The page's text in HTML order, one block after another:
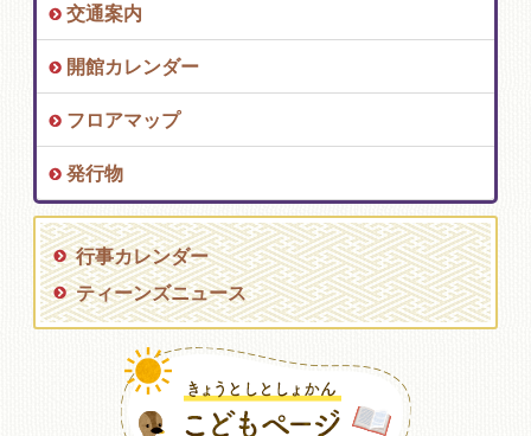
交通案内
開館カレンダー
フロアマップ
発行物
行事カレンダー
ティーンズニュース